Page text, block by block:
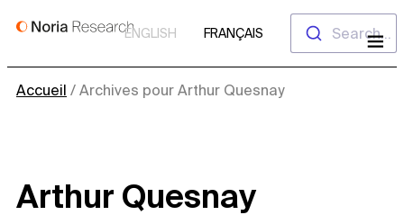
Aller
ENGLISH FRANÇAIS Search...
Accueil / Archives pour Arthur Quesnay
Arthur Quesnay